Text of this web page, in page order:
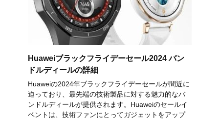
Huaweiブラックフライデーセール2024 バン
ドルディールの詳細
Huaweiの2024年ブラックフライデーセールが間近に
迫っており、最先端の技術製品に対する魅力的なバ
ンドルディールが提供されます。Huaweiのセールイ
ベントは、技術ファンにとってガジェットをアップ